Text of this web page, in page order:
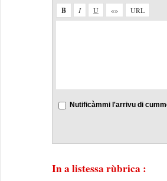
Nutificàmmi l'arrivu di
In a listessa rùbrica :